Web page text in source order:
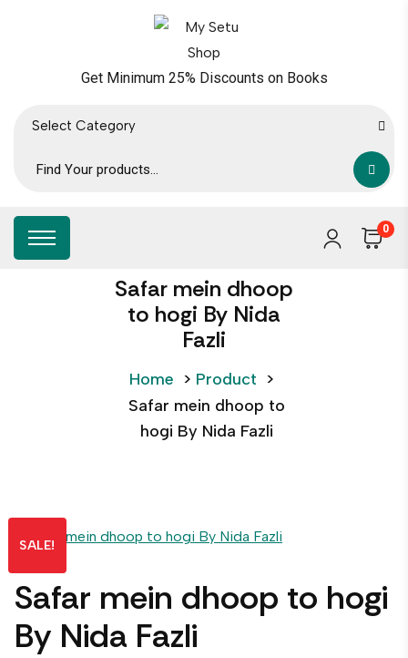
Get Minimum 25% Discounts on Books
Select Category
0
Safar mein dhoop
to hogi By Nida
Fazli
Home > Product >
Safar mein dhoop to
hogi By Nida Fazli
SALE!
Safar mein dhoop to hogi
By Nida Fazli